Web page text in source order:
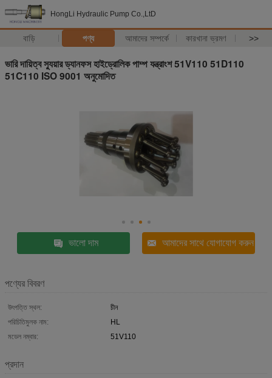
HongLi Hydraulic Pump Co.,LtD
বাড়ি পণ্য আমাদের সম্পর্কে কারখানা ভ্রমণ >>
ভারি দায়িত্ব স্যুয়ার ড্যানফস হাইড্রোলিক পাম্প যন্ত্রাংশ 51V110 51D110
51C110 ISO 9001 অনুমোদিত
ভালো দাম আমাদের সাথে যোগাযোগ করুন
পণ্যের বিবরণ
উৎপত্তি স্থল:
চীন
পরিচিতিমুলক নাম:
HL
মডেল নম্বার:
51V110
প্রদান